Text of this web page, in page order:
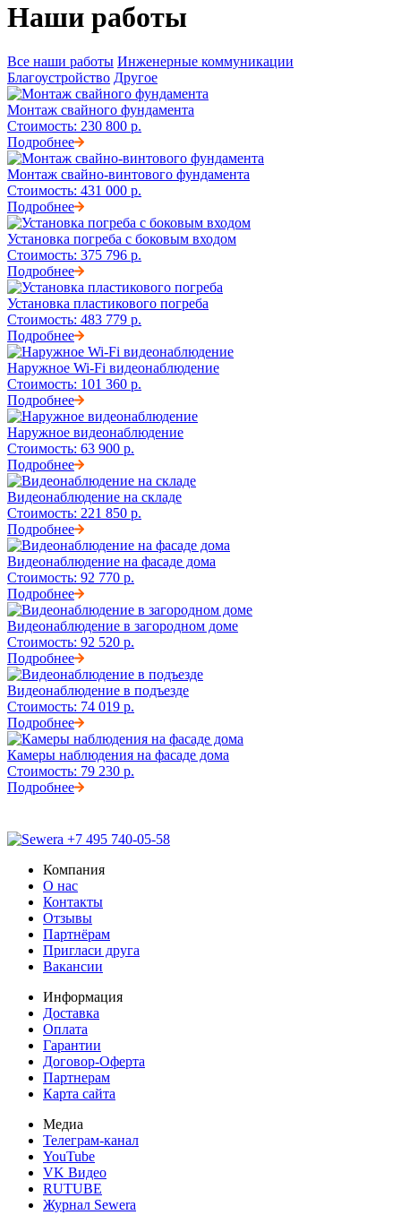
Наши работы
Все наши работы Инженерные коммуникации
Благоустройство Другое
Монтаж свайного фундамента
Стоимость: 230 800 р.
Подробнее
Монтаж свайно-винтового фундамента
Стоимость: 431 000 р.
Подробнее
Установка погреба с боковым входом
Стоимость: 375 796 р.
Подробнее
Установка пластикового погреба
Стоимость: 483 779 р.
Подробнее
Наружное Wi-Fi видеонаблюдение
Стоимость: 101 360 р.
Подробнее
Наружное видеонаблюдение
Стоимость: 63 900 р.
Подробнее
Видеонаблюдение на складе
Стоимость: 221 850 р.
Подробнее
Видеонаблюдение на фасаде дома
Стоимость: 92 770 р.
Подробнее
Видеонаблюдение в загородном доме
Стоимость: 92 520 р.
Подробнее
Видеонаблюдение в подъезде
Стоимость: 74 019 р.
Подробнее
Камеры наблюдения на фасаде дома
Стоимость: 79 230 р.
Подробнее
+7 495 740-05-58
Компания
О нас
Контакты
Отзывы
Партнёрам
Пригласи друга
Вакансии
Информация
Доставка
Оплата
Гарантии
Договор-Оферта
Партнерам
Карта сайта
Медиа
Телеграм-канал
YouTube
VK Видео
RUTUBE
Журнал Sewera